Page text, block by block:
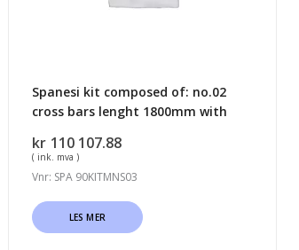
Spanesi kit composed of: no.02
cross bars lenght 1800mm with
kr 110 107.88
( ink. mva )
Vnr: SPA 90KITMNS03
LES MER